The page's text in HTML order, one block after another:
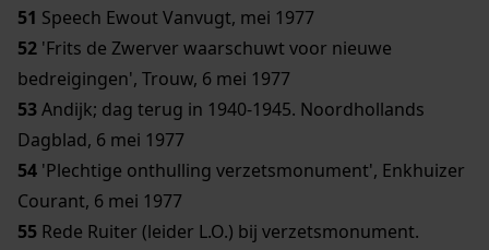
51 Speech Ewout Vanvugt, mei 1977
52 'Frits de Zwerver waarschuwt voor nieuwe
bedreigingen', Trouw, 6 mei 1977
53Andijk; dag terug in 1940-1945. Noordhollands
Dagblad, 6 mei 1977
54 'Plechtige onthulling verzetsmonument', Enkhuizer
Courant, 6 mei 1977
55 Rede Ruiter (leider L.O.) bij verzetsmonument.